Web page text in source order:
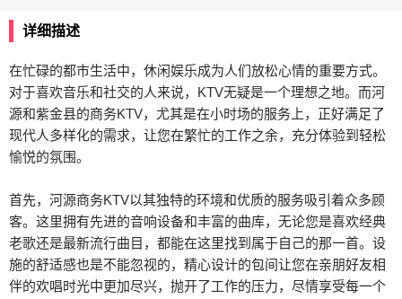
详细描述
在忙碌的都市生活中，休闲娱乐成为人们放松心情的重要方式。
对于喜欢音乐和社交的人来说，KTV无疑是一个理想之地。而河
源和紫金县的商务KTV，尤其是在小时场的服务上，正好满足了
现代人多样化的需求，让您在繁忙的工作之余，充分体验到轻松
愉悦的氛围。
首先，河源商务KTV以其独特的环境和优质的服务吸引着众多顾
客。这里拥有先进的音响设备和丰富的曲库，无论您是喜欢经典
老歌还是最新流行曲目，都能在这里找到属于自己的那一首。设
施的舒适感也是不能忽视的，精心设计的包间让您在亲朋好友相
伴的欢唱时光中更加尽兴，抛开了工作的压力，尽情享受每一个